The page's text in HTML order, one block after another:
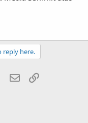
reply here.
WhatsApp
Email